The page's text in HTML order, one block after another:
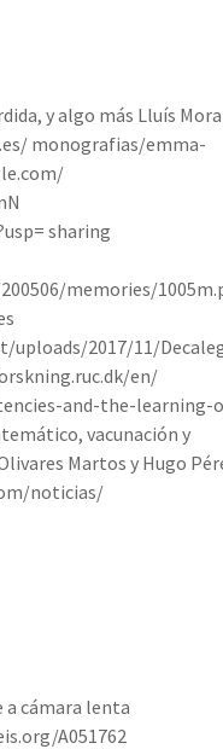
y algo más Lluís Mora
monografias/emma-
sharing
memories/
uploads/2017/11/
en/
and-the-learning-
vacunación y
Martos y Hugo
noticias/
a cámara lenta
A051762